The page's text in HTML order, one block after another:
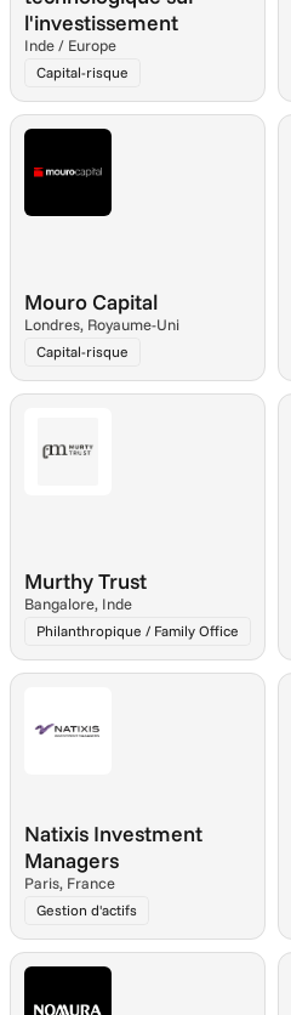
l'investissement
Inde / Europe
Capital-risque
Mouro Capital
Londres, Royaume-Uni
Capital-risque
Murthy Trust
Bangalore, Inde
Philanthropique / Family Office
Natixis Investment
Managers
Paris, France
Gestion d'actifs